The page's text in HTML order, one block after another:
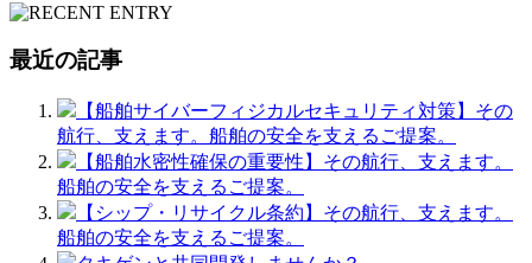
最近の記事
【船舶サイバーフィジカルセキュリティ対策】その
航行、支えます。船舶の安全を支えるご提案。
【船舶水密性確保の重要性】その航行、支えます。
船舶の安全を支えるご提案。
【シップ・リサイクル条約】その航行、支えます。
船舶の安全を支えるご提案。